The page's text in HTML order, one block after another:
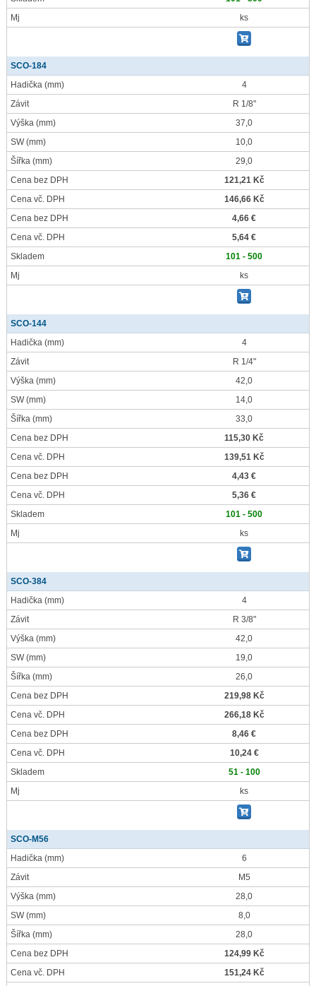
Mj
ks
SCO-184
Hadička (mm)
4
Závit
R 1/8"
Výška (mm)
37,0
SW(mm)
10,0
Šířka (mm)
29,0
Cena bez DPH
121,21 Kč
Cena vč. DPH
146,66 Kč
Cena bez DPH
4,66 €
Cena vč. DPH
5,64 €
Skladem
101 - 500
Mj
ks
SCO-144
Hadička (mm)
4
Závit
R 1/4"
Výška (mm)
42,0
SW(mm)
14,0
Šířka (mm)
33,0
Cena bez DPH
115,30 Kč
Cena vč. DPH
139,51 Kč
Cena bez DPH
4,43 €
Cena vč. DPH
5,36 €
Skladem
101 - 500
Mj
ks
SCO-384
Hadička (mm)
4
Závit
R 3/8"
Výška (mm)
42,0
SW(mm)
19,0
Šířka (mm)
26,0
Cena bez DPH
219,98 Kč
Cena vč. DPH
266,18 Kč
Cena bez DPH
8,46 €
Cena vč. DPH
10,24 €
Skladem
51 - 100
Mj
ks
SCO-M56
Hadička (mm)
6
Závit
M5
Výška (mm)
28,0
SW(mm)
8,0
Šířka (mm)
28,0
Cena bez DPH
124,99 Kč
Cena vč. DPH
151,24 Kč